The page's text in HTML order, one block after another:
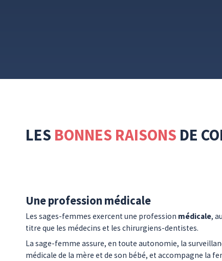
LES BONNES RAISONS DE
Une profession médicale
Les sages-femmes exercent une profession médicale,
titre que les médecins et les chirurgiens-dentistes.
La sage-femme assure, en toute autonomie, la
médicale de la mère et de son bébé, et accompagne la